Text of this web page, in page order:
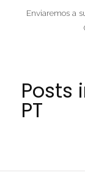
Enviaremos a
Posts
PT